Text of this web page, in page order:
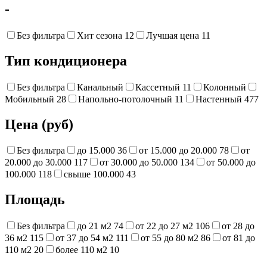
-
Без фильтра Хит сезона 12 Лучшая цена 11
Тип кондиционера
Без фильтра Канальный Кассетный 11
Колонный
Мобильный 28 Напольно-потолочный 11 Настенный 477
Цена (руб)
Без фильтра до 15.000 36 от 15.000 до 20.000 78
от
20.000 до 30.000 117 от 30.000 до 50.000 134
от 50.000 до
100.000 118 свыше 100.000 43
Площадь
Без фильтра до 21 м2 74 от 22 до 27 м2 106
от 28 до
36 м2 115 от 37 до 54 м2 111 от 55 до 80 м2 86
от 81 до
110 м2 20 более 110 м2 10